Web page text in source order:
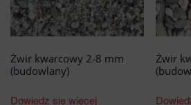
Żwir kwarcowy 2-8 mm
(budowlany)
Dowiedz się więcej
Żwir